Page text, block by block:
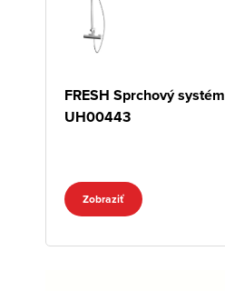
FRESH Sprchový systém
UH00443
Zobraziť